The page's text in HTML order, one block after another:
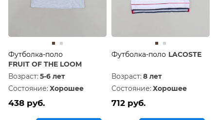
Футболка-поло
FRUIT OF THE LOOM
Возраст: 5-6 лет
Состояние: Хорошее
438 руб.
Футболка-поло LACOSTE
Возраст: 8 лет
Состояние: Хорошее
712 руб.